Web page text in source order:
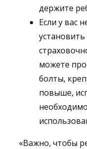
держите
Если у вас
можете
болты,
повыше,
«Важно, чтобы